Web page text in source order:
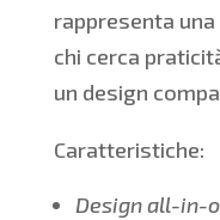
rappresenta
chi cerca
un design
Caratteristiche:
Design all-in-